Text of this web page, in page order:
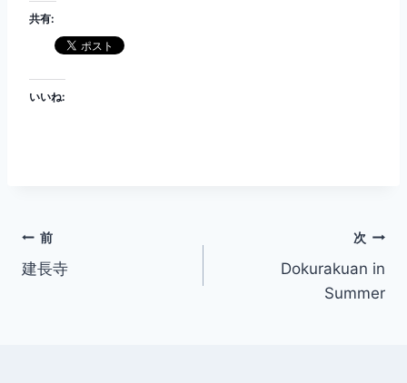
共有:
いいね:
投
稿
前
建長寺
次
Dokurakuan in
Summer